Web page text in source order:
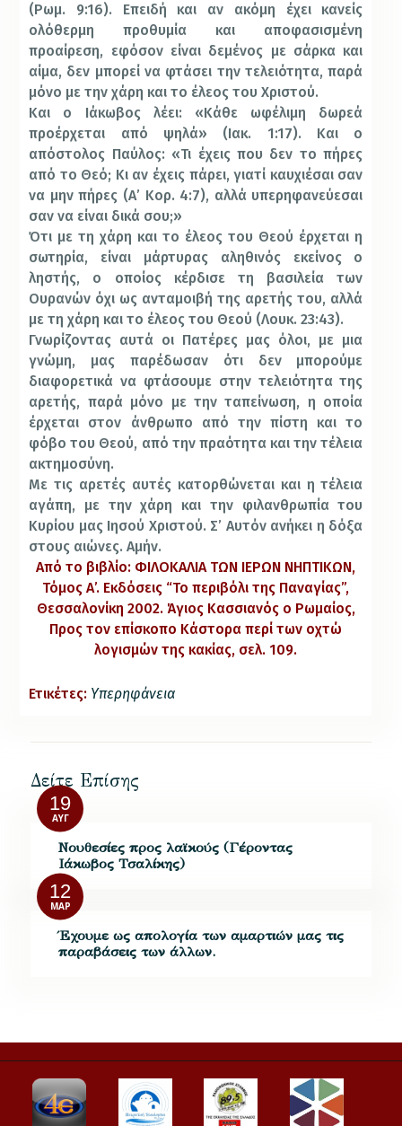
(Ρωμ. 9:16). Επειδή και αν ακόμη έχει κανείς
ολόθερμη προθυμία και αποφασισμένη
προαίρεση, εφόσον είναι δεμένος με σάρκα και
αίμα, δεν μπορεί να φτάσει την τελειότητα, παρά
μόνο με την χάρη και το έλεος του Χριστού.
Και ο Ιάκωβος λέει: «Κάθε ωφέλιμη δωρεά
προέρχεται από ψηλά» (Ιακ. 1:17). Και ο
απόστολος Παύλος: «Τι έχεις που δεν το πήρες
από το Θεό; Κι αν έχεις πάρει, γιατί καυχιέσαι σαν
να μην πήρες (Α’ Κορ. 4:7), αλλά υπερηφανεύεσαι
σαν να είναι δικά σου;»
Ότι με τη χάρη και το έλεος του Θεού έρχεται η
σωτηρία, είναι μάρτυρας αληθινός εκείνος ο
ληστής, ο οποίος κέρδισε τη βασιλεία των
Ουρανών όχι ως ανταμοιβή της αρετής του, αλλά
με τη χάρη και το έλεος του Θεού (Λουκ. 23:43).
Γνωρίζοντας αυτά οι Πατέρες μας όλοι, με μια
γνώμη, μας παρέδωσαν ότι δεν μπορούμε
διαφορετικά να φτάσουμε στην τελειότητα της
αρετής, παρά μόνο με την ταπείνωση, η οποία
έρχεται στον άνθρωπο από την πίστη και το
φόβο του Θεού, από την πραότητα και την τέλεια
ακτημοσύνη.
Με τις αρετές αυτές κατορθώνεται και η τέλεια
αγάπη, με την χάρη και την φιλανθρωπία του
Κυρίου μας Ιησού Χριστού. Σ’ Αυτόν ανήκει η δόξα
στους αιώνες. Αμήν.
Από το βιβλίο: ΦΙΛΟΚΑΛΙΑ ΤΩΝ ΙΕΡΩΝ ΝΗΠΤΙΚΩΝ,
Τόμος Α’. Εκδόσεις “Το περιβόλι της Παναγίας”,
Θεσσαλονίκη 2002. Άγιος Κασσιανός ο Ρωμαίος,
Προς τον επίσκοπο Κάστορα περί των οχτώ
λογισμών της κακίας, σελ. 109.
Ετικέτες: Υπερηφάνεια
Δείτε Επίσης
19
ΑΥΓ
Νουθεσίες προς λαϊκούς (Γέροντας
Ιάκωβος Τσαλίκης)
12
ΜΑΡ
Έχουμε ως απολογία των αμαρτιών μας τις
παραβάσεις των άλλων.